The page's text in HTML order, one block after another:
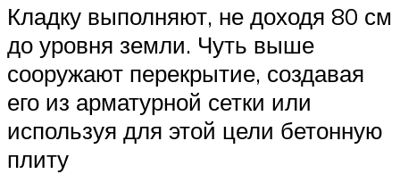
Кладку выполняют, не доходя 80 см
до уровня земли. Чуть выше
сооружают перекрытие, создавая
его из арматурной сетки или
используя для этой цели бетонную
плиту